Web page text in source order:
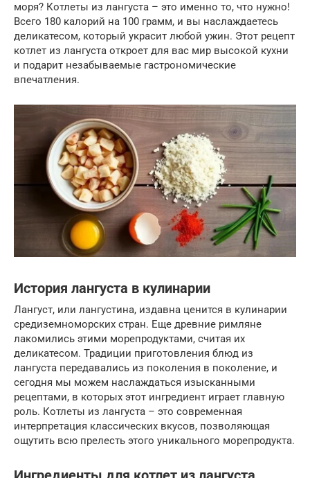
моря? Котлеты из лангуста – это именно то, что нужно!
Всего 180 калорий на 100 грамм, и вы наслаждаетесь
деликатесом, который украсит любой ужин. Этот рецепт
котлет из лангуста откроет для вас мир высокой кухни
и подарит незабываемые гастрономические
впечатления.
История лангуста в кулинарии
Лангуст, или лангустина, издавна ценится в кулинарии
средиземноморских стран. Еще древние римляне
лакомились этими морепродуктами, считая их
деликатесом. Традиции приготовления блюд из
лангуста передавались из поколения в поколение, и
сегодня мы можем наслаждаться изысканными
рецептами, в которых этот ингредиент играет главную
роль. Котлеты из лангуста – это современная
интерпретация классических вкусов, позволяющая
ощутить всю прелесть этого уникального морепродукта.